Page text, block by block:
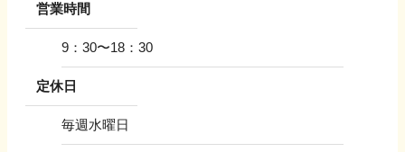
営業時間
9：30〜18：30
定休日
毎週水曜日